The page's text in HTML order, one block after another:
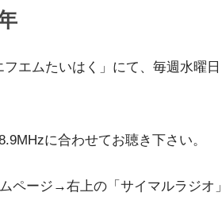
エムたいはく」にて、毎週水曜日
に合わせてお聴き下さい。
ページ→右上の「サイマルラジオ」